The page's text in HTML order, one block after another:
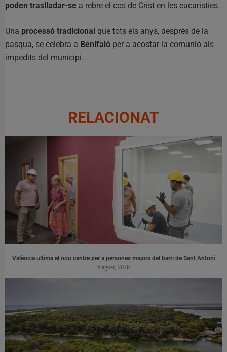
poden traslladar-se a rebre el cos de Crist en les eucaristies.
Una processó tradicional que tots els anys, després de la
pasqua, se celebra a Benifaió per a acostar la comunió als
impedits del municipi.
RELACIONAT
València ultima el nou centre per a persones majors del barri de Sant Antoni
6 agost, 2026